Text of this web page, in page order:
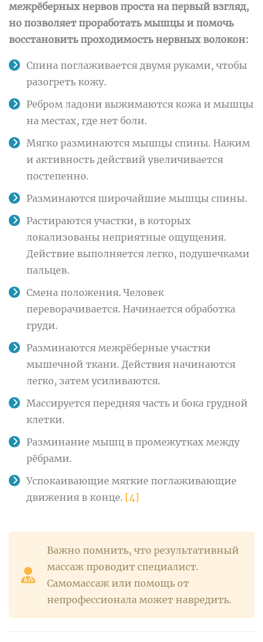
межрёберных нервов проста на первый взгляд,
но позволяет проработать мышцы и помочь
восстановить проходимость нервных волокон:
Спина поглаживается двумя руками, чтобы
разогреть кожу.
Ребром ладони выжимаются кожа и мышцы
на местах, где нет боли.
Мягко разминаются мышцы спины. Нажим
и активность действий увеличивается
постепенно.
Разминаются широчайшие мышцы спины.
Растираются участки, в которых
локализованы неприятные ощущения.
Действие выполняется легко, подушечками
пальцев.
Смена положения. Человек
переворачивается. Начинается обработка
груди.
Разминаются межрёберные участки
мышечной ткани. Действия начинаются
легко, затем усиливаются.
Массируется передняя часть и бока грудной
клетки.
Разминание мышц в промежутках между
рёбрами.
Успокаивающие мягкие поглаживающие
движения в конце. [4]
Важно помнить, что результативный
массаж проводит специалист.
Самомассаж или помощь от
непрофессионала может навредить.